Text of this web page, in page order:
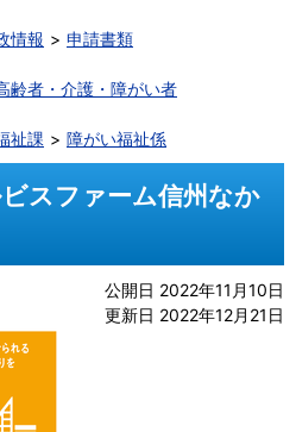
情報
申請書類
齢者・介護・障がい者
祉課 障がい福祉係
スファーム信州なか
公開日 2022年11月10日
更新日 2022年12月21日